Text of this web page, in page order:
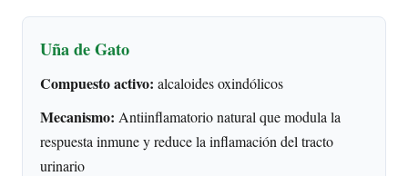
Uña de Gato
Compuesto activo: alcaloides oxindólicos
Mecanismo: Antiinflamatorio natural que modula la
respuesta inmune y reduce la inflamación del tracto
urinario